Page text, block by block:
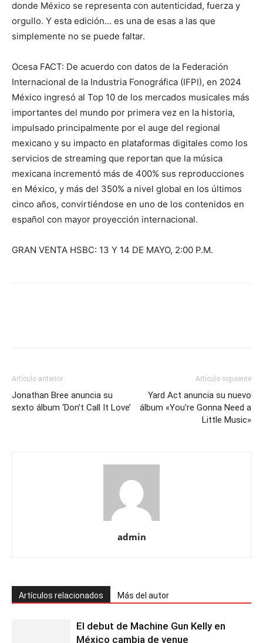
donde México se representa con autenticidad, fuerza y
orgullo. Y esta edición… es una de esas a las que
simplemente no se puede faltar.
Ocesa FACT: De acuerdo con datos de la Federación
Internacional de la Industria Fonográfica (IFPI), en 2024
México ingresó al Top 10 de los mercados musicales más
importantes del mundo por primera vez en la historia,
impulsado principalmente por el auge del regional
mexicano y su impacto en plataformas digitales como los
servicios de streaming que reportan que la música
mexicana incrementó más de 400% sus reproducciones
en México, y más del 350% a nivel global en los últimos
cinco años, convirtiéndose en uno de los contenidos en
español con mayor proyección internacional.
GRAN VENTA HSBC: 13 Y 14 DE MAYO, 2:00 P.M.
Artículo anterior
Jonathan Bree anuncia su
sexto álbum ‘Don’t Call It Love’
Artículo siguiente
Yard Act anuncia su nuevo
álbum «You’re Gonna Need a
Little Music»
admin
Artículos relacionados Más del autor
El debut de Machine Gun Kelly en
México cambia de venue